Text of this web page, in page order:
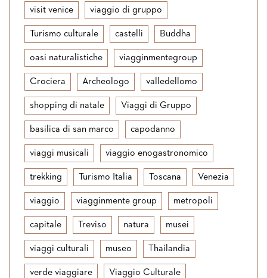
visit venice viaggio di gruppo
Turismo culturale castelli Buddha
oasi naturalistiche viagginmentegroup
Crociera Archeologo valledellomo
shopping di natale Viaggi di Gruppo
basilica di san marco capodanno
viaggi musicali viaggio enogastronomico
trekking Turismo Italia Toscana Venezia
viaggio viagginmente group metropoli
capitale Treviso natura musei
viaggi culturali museo Thailandia
verde viaggiare Viaggio Culturale